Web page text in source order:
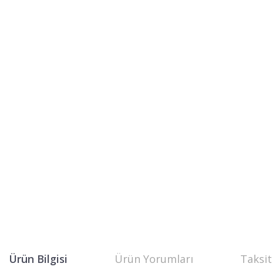
Ürün Bilgisi Ürün Yorumları